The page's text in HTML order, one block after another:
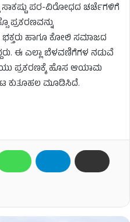
ಸಾಕಷ್ಟು ಪರ-ವಿರೋಧದ ಚರ್ಚೆಗಳಿಗೆ
ಪ್ರಕರಣವನ್ನು
ಭಕ್ತರು ಹಾಗೂ ಕೋಲಿ ಸಮಾಜದ
ಈ ಎಲ್ಲಾ ಬೆಳವಣಿಗೆಗಳ ನಡುವೆ
ಪ್ರಕರಣಕ್ಕೆ ಹೊಸ ಆಯಾಮ
ಕುತೂಹಲ ಮೂಡಿಸಿದೆ.